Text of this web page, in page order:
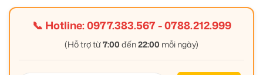
📞 Hotline:0977.383.567-0788.212.999
(Hỗ trợ từ7:00 đến22:00 mỗi ngày)